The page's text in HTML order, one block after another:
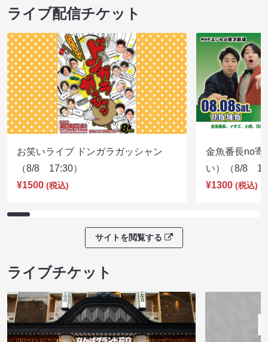
ライブ配信チケット
お笑いライブ ドンガラガッシャン
（8/8 17:30）
¥1500 (税込)
金魚番長no寄
い）（8/8
¥1300 (税込)
サイトを閲覧する
ライブチケット